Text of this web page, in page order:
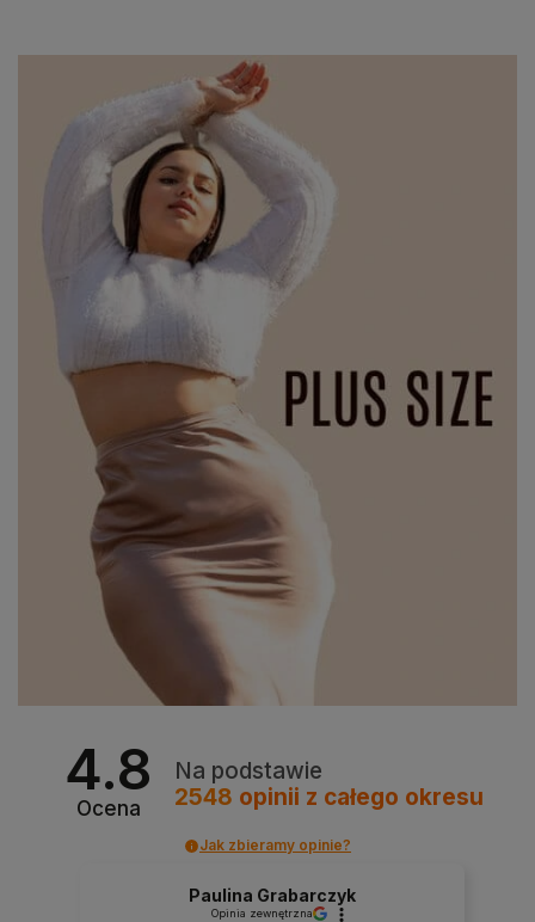
4.8
Ocena
Na podstawie
2548 opinii z całego okresu
Jak zbieramy opinie?
Paulina Grabarczyk
Opinia zewnętrzna